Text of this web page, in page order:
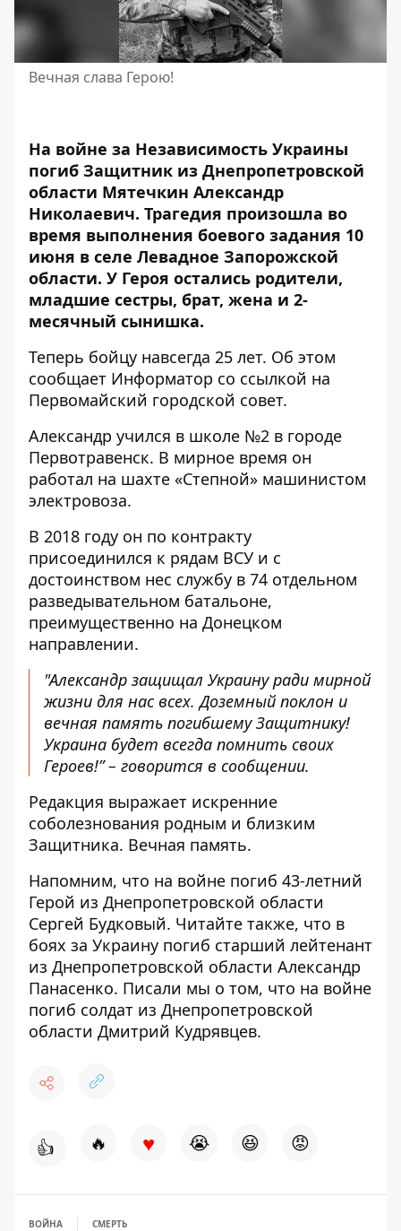
Вечная слава Герою!
На войне за Независимость Украины
погиб Защитник из Днепропетровской
области Мятечкин Александр
Николаевич. Трагедия произошла во
время выполнения боевого задания 10
июня в селе Левадное Запорожской
области. У Героя остались родители,
младшие сестры, брат, жена и 2-
месячный сынишка.
Теперь бойцу навсегда 25 лет. Об этом
сообщает Информатор со ссылкой на
Первомайский городской совет.
Александр учился в школе №2 в городе
Первотравенск. В мирное время он
работал на шахте «Степной» машинистом
электровоза.
В 2018 году он по контракту
присоединился к рядам ВСУ и с
достоинством нес службу в 74 отдельном
разведывательном батальоне,
преимущественно на Донецком
направлении.
"Александр защищал Украину ради мирной
жизни для нас всех. Доземный поклон и
вечная память погибшему Защитнику!
Украина будет всегда помнить своих
Героев!” – говорится в сообщении.
Редакция выражает искренние
соболезнования родным и близким
Защитника. Вечная память.
Напомним, что на войне погиб 43-летний
Герой из Днепропетровской области
Сергей Будковый. Читайте также, что в
боях за Украину погиб старший лейтенант
из Днепропетровской области Александр
Панасенко. Писали мы о том, что на войне
погиб солдат из Днепропетровской
области Дмитрий Кудрявцев.
👍 🔥 ♥ 😭 😆 😡
ВОЙНА СМЕРТЬ